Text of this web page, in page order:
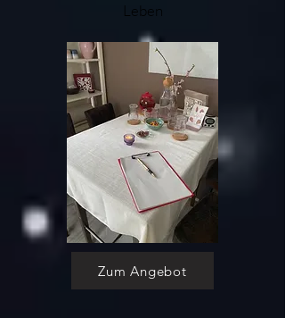
Leben
Zum Angebot